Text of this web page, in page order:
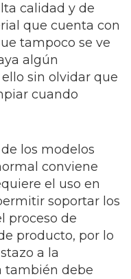
calidad y de
que cuenta con
tampoco se ve
algún
sin olvidar que
cuando
los modelos
conviene
el uso en
soportar los
proceso de
producto, por lo
a la
también debe